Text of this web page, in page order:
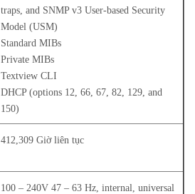
traps, and SNMP v3 User-based Security
Model (USM)
Standard MIBs
Private MIBs
Textview CLI
DHCP (options 12, 66, 67, 82, 129, and
150)
412,309 Giờ liên tục
100 – 240V 47 – 63 Hz, internal, universal